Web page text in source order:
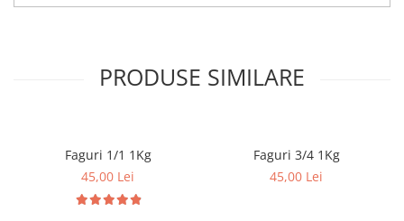
PRODUSE SIMILARE
Faguri 1/1 1Kg
45,00 Lei
Faguri 3/4 1Kg
45,00 Lei